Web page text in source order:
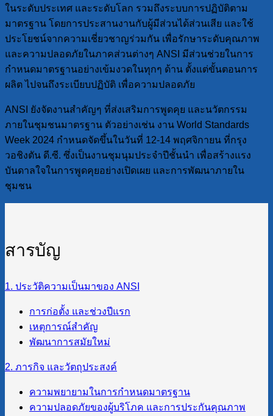
ในระดับประเทศ และระดับโลก รวมถึงระบบการปฏิบัติตาม
มาตรฐาน โดยการประสานงานกับผู้มีส่วนได้ส่วนเสีย และใช้
ประโยชน์จากความเชี่ยวชาญร่วมกัน เพื่อรักษาระดับคุณภาพ
และความปลอดภัยในภาคส่วนต่างๆ ANSI มีส่วนช่วยในการ
กำหนดมาตรฐานอย่างเข้มงวดในทุกๆ ด้าน ตั้งแต่ขั้นตอนการ
ผลิต ไปจนถึงระเบียบปฏิบัติ เพื่อความปลอดภัย
ANSI ยังจัดงานสำคัญๆ ที่ส่งเสริมการพูดคุย และนวัตกรรม
ภายในชุมชนมาตรฐาน ตัวอย่างเช่น งาน World Standards
Week 2024 กำหนดจัดขึ้นในวันที่ 12-14 พฤศจิกายน ที่กรุง
วอชิงตัน ดี.ซี. ซึ่งเป็นงานชุมนุมประจำปีชั้นนำ เพื่อสร้างแรง
บันดาลใจในการพูดคุยอย่างเปิดเผย และการพัฒนาภายใน
ชุมชน
สารบัญ
1. ประวัติความเป็นมาของ ANSI
การก่อตั้ง และช่วงปีแรก
เหตุการณ์สำคัญ
พัฒนาการสมัยใหม่
2. ภารกิจ และวัตถุประสงค์
ความพยายามในการกำหนดมาตรฐาน
ความปลอดภัยของผู้บริโภค และการประกันคุณภาพ